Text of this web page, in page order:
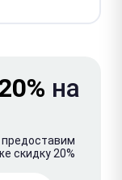
на
скидку 20%